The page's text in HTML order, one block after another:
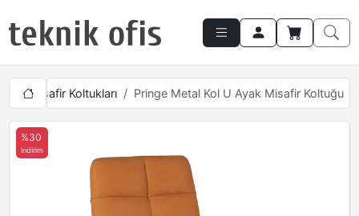
Misafir Koltukları Pringe Metal Kol U Ayak Misafir Koltuğu
%30
indirim